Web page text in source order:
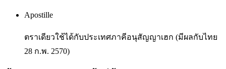
Apostille
ตราเดียวใช้ได้กับประเทศภาคีอนุสัญญาเฮก (มีผลกับไทย
28 ก.พ. 2570)